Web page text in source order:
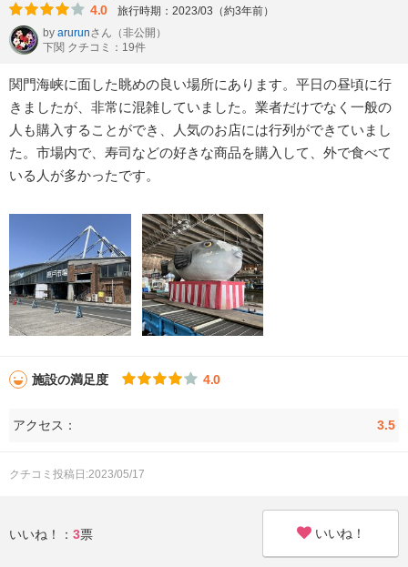
4.0
旅行時期：2023/03（約3年前）
by arurunさん （非公開）
下関 クチコミ：19件
関門海峡に面した眺めの良い場所にあります。平日の昼頃に行
きましたが、非常に混雑していました。業者だけでなく一般の
人も購入することができ、人気のお店には行列ができていまし
た。市場内で、寿司などの好きな商品を購入して、外で食べて
いる人が多かったです。
施設の満足度 4.0
アクセス： 3.5
クチコミ投稿日:2023/05/17
いいね！： 3票 いいね！